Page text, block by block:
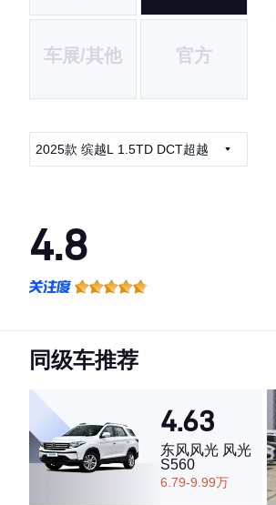
车展/其他 官方
2025款 缤越L 1.5TD DCT超越
4.8
·空间表现较为优秀，优于51%同级车
同级车推荐
4.63
东风风光 风光
S560
6.79-9.99万